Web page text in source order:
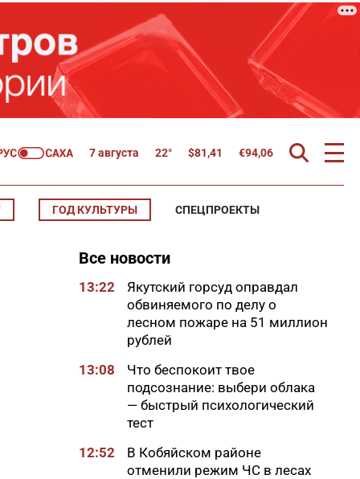
7 августа 22° $81,41 €94,06
ГОД КУЛЬТУРЫ СПЕЦПРОЕКТЫ
Все новости
13:22
Якутский горсуд оправдал
обвиняемого по делу о
лесном пожаре на 51 миллион
рублей
13:08
Что беспокоит твое
подсознание: выбери облака
— быстрый психологический
тест
12:52
В Кобяйском районе
отменили режим ЧС в лесах